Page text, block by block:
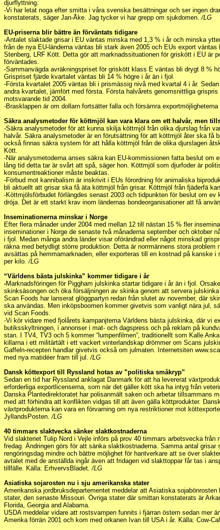
djurflyttning.
-Vi har letat noga efter smitta i våra svenska besättningar och ser ingen
konstaterats, säger Jan-Åke. Jag tycker vi har grepp om sjukdomen./LG
EU-priserna blir bättre än förväntats tidigare
-Antalet slaktade grisar i EU väntas minska med 1,3 % i år och minska
från de nya EU-länderna väntas bli stark även 2005 och EUs export
Stenberg, LRF Kött. Detta gör att marknadssituationen för griskött i EU är
förväntades.
-Sammanvägda avräkningspriset för griskött klass E väntas bli drygt 8 %
Grispriset fjärde kvartalet väntas bli 14 % högre i år än i fjol.
-Första kvartalet 2005 väntas bli i prismässig nivå med kvartal 4 i år.
andra kvartalet, jämfört med första. Första halvårets genomsnittliga
motsvarande tid 2004.
-Brasklappen är om dollarn fortsätter falla och försämra
Säkra analysmetoder för köttmjöl kan vara klara om ett halvår, men
-Säkra analysmetoder för att kunna skilja köttmjöl från olika djurslag från
halvår. Säkra analysmetoder är en förutsättning för att köttmjöl åter ska få
också finnas säkra system för att hålla köttmjöl från de olika djurslagen
Kött.
-När analysmetoderna anses säkra kan EU-kommissionen fatta beslut om
lång tid detta tar är svårt att spå, säger hon. Köttmjöl som djurfoder är
konsumentreaktioner måste beaktas.
-Förbud mot kannibalism är inskrivit i EUs förordning för animaliska
bli aktuellt att grisar ska få äta köttmjöl från grisar. Köttmjöl från fjäderfä
-Köttmjölsförbudet förlängdes senast 2003 och tidpunkten för beslut om
dröja. Det är ett starkt krav inom ländernas bondeorganisationer att få
Inseminationerna minskar i Norge
Efter flera månader under 2004 med mellan 12 till nästan 15 % fler
inseminationer i Norge de senaste två månaderna september och oktober
i fjol. Medan många andra länder visar oförändrad eller något minskad
räkna med betydligt större produktion. Detta är norrmännens stora problem
avsättas på hemmamarknaden, eller exporteras till en kostnad på kanske i
per kilo./LG
“Världens bästa julskinka” kommer tidigare i år
-Marknadsföringen för Piggham julskinka startar tidigare i år än i fjol.
skinksäsongen och öka försäljningen av skinka genom att servera
Scan Foods har lanserat glöggpartyn redan från slutet av november, där
ska användas. Men inköpsboomen kommer givetvis som vanligt nära jul,
vid Scan Foods.
-Vi kör vidare med fjolårets kampanjtema Världens bästa julskinka, där vi
butiksskyltningen, i annonser i mat- och dagspress och på reklam på
stan. I TV4, TV3 och 5 kommer “lumpenfilmen”, traditionellt som Kalle
killarna i ett militärtält i ett vackert vinterlandskap drömmer om Scans
Gaffeln-recepten handlar givetvis också om julmaten. Internetsiten
med nya matidéer fram till jul./LG
Dansk köttexport till Ryssland hotas av ”politiska småkryp”
Sedan en tid har Ryssland anklagat Danmark för att ha levererat
erforderliga exportlicenserna, som när det gäller kött ska ha intyg från
Danska Plantedirektoratet har polisanmält saken och arbetar tillsammans
med att förhindra att konflikten vidgas till att även gälla köttprodukter.
växtprodukterna kan vara en förvarning om nya restriktioner mot
JyllandsPosten./LG
40 timmars slaktvecka sänker slaktkostnaderna
Vid slakteriet Tulip Nord i Vejle införs på prov 40 timmars arbetsvecka från
fredag. Ändringen görs för att sänka slaktkostnaderna. Samma antal grisar
rengöringsdag mindre och bättre möjlighet för hantverkare att se över
avtalet med de anställda ingår även att fridagen vid slakttoppar får tas i
tillfälle. Källa: ErhvervsBladet./LG
Asiatiska sojarosten nu i sju amerikanska stater
Amerikanska jordbruksdepartementet meddelar att Asiatiska
stater, den senaste Missouri. Övriga stater där smittan konstaterats är
Florida, Georgia and Alabama.
USDA meddelar vidare att rostsvampen funnits i fjärran östern sedan mer
Amerika förrän 2001 och kom med orkanen Ivan till USA i år. Källa: Cow-